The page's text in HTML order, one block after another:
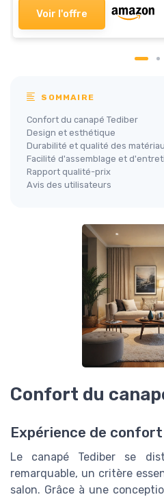
Voir l'offre
SOMMAIRE
Confort du canapé Tediber
Design et esthétique
Durabilité et qualité des
Facilité d'assemblage et
Rapport qualité-prix
Avis des utilisateurs
Confort du
Expérience de
Le canapé Tediber se
remarquable, un critère
salon. Grâce à une